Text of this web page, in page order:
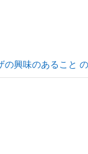
の興味のあること